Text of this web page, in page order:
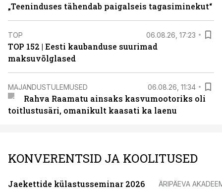
„Teeninduses tähendab paigalseis tagasiminekut“
TOP 06.08.26, 17:23
TOP 152 | Eesti kaubanduse suurimad
maksuvõlglased
MAJANDUSTULEMUSED 06.08.26, 11:34
Rahva Raamatu ainsaks kasvumootoriks oli
toitlustusäri, omanikult kaasati ka laenu
KONVERENTSID JA KOOLITUSED
Jaekettide külastusseminar 2026 ÄRIPÄEVA